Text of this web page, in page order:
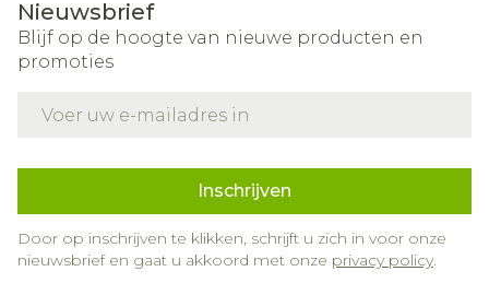
Nieuwsbrief
Blijf op de hoogte van nieuwe producten en
promoties
Inschrijven
Door op inschrijven te klikken, schrijft u zich in voor onze
nieuwsbrief en gaat u akkoord met onze privacy policy.